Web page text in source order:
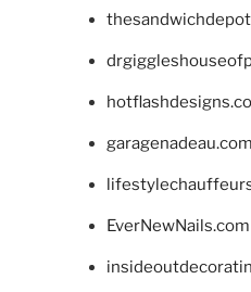
garagenadeau.com
EverNewNails.com